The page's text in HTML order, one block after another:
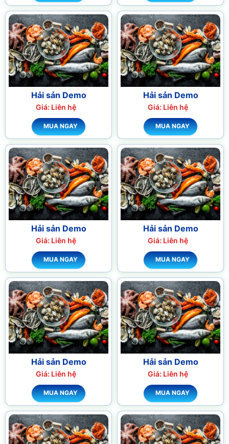
Hải sản Demo
Giá: Liên hệ
MUA NGAY
Hải sản Demo
Giá: Liên hệ
MUA NGAY
Hải sản Demo
Giá: Liên hệ
MUA NGAY
Hải sản Demo
Giá: Liên hệ
MUA NGAY
Hải sản Demo
Giá: Liên hệ
MUA NGAY
Hải sản Demo
Giá: Liên hệ
MUA NGAY